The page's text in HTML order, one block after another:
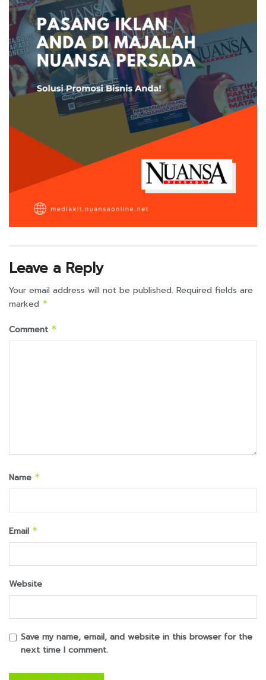
Leave a Reply
Your email address will not be published. Required fields are
marked *
Comment *
Name *
Email *
Website
Save my name, email, and website in this browser for the
next time I comment.